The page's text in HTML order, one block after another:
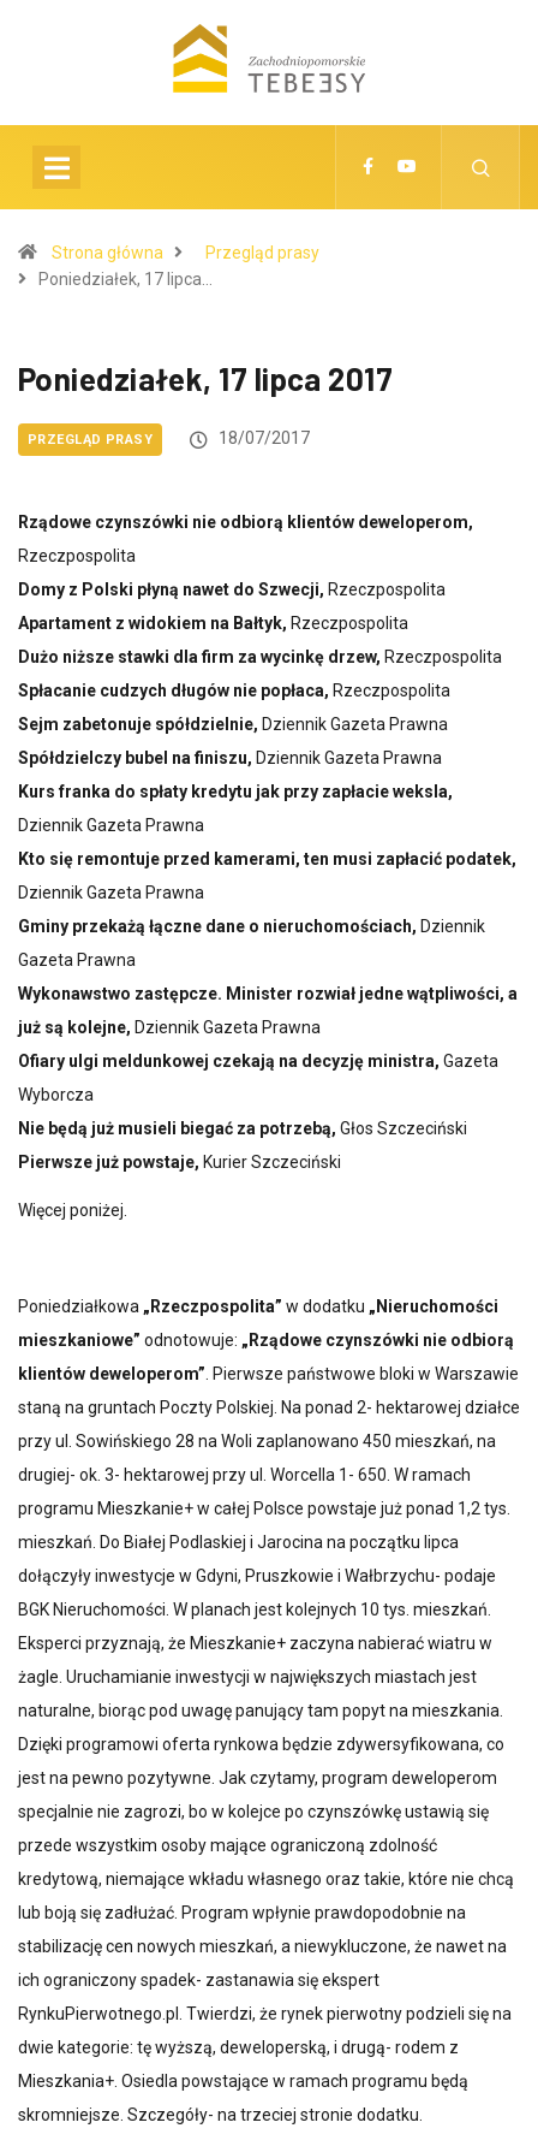
Strona główna
Przegląd prasy
Poniedziałek, 17 lipca…
Poniedziałek, 17 lipca 2017
PRZEGLĄD PRASY 18/07/2017
Rządowe czynszówki nie odbiorą klientów deweloperom,
Rzeczpospolita
Domy z Polski płyną nawet do Szwecji, Rzeczpospolita
Apartament z widokiem na Bałtyk, Rzeczpospolita
Dużo niższe stawki dla firm za wycinkę drzew, Rzeczpospolita
Spłacanie cudzych długów nie popłaca, Rzeczpospolita
Sejm zabetonuje spółdzielnie, Dziennik Gazeta Prawna
Spółdzielczy bubel na finiszu, Dziennik Gazeta Prawna
Kurs franka do spłaty kredytu jak przy zapłacie weksla,
Dziennik Gazeta Prawna
Kto się remontuje przed kamerami, ten musi zapłacić podatek,
Dziennik Gazeta Prawna
Gminy przekażą łączne dane o nieruchomościach, Dziennik
Gazeta Prawna
Wykonawstwo zastępcze. Minister rozwiał jedne wątpliwości, a
już są kolejne, Dziennik Gazeta Prawna
Ofiary ulgi meldunkowej czekają na decyzję ministra, Gazeta
Wyborcza
Nie będą już musieli biegać za potrzebą, Głos Szczeciński
Pierwsze już powstaje, Kurier Szczeciński
Więcej poniżej.
Poniedziałkowa „Rzeczpospolita” w dodatku „Nieruchomości
mieszkaniowe” odnotowuje: „Rządowe czynszówki nie odbiorą
klientów deweloperom” . Pierwsze państwowe bloki w Warszawie
staną na gruntach Poczty Polskiej. Na ponad 2- hektarowej działce
przy ul. Sowińskiego 28 na Woli zaplanowano 450 mieszkań, na
drugiej- ok. 3- hektarowej przy ul. Worcella 1- 650. W ramach
programu Mieszkanie+ w całej Polsce powstaje już ponad 1,2 tys.
mieszkań. Do Białej Podlaskiej i Jarocina na początku lipca
dołączyły inwestycje w Gdyni, Pruszkowie i Wałbrzychu- podaje
BGK Nieruchomości. W planach jest kolejnych 10 tys. mieszkań.
Eksperci przyznają, że Mieszkanie+ zaczyna nabierać wiatru w
żagle. Uruchamianie inwestycji w największych miastach jest
naturalne, biorąc pod uwagę panujący tam popyt na mieszkania.
Dzięki programowi oferta rynkowa będzie zdywersyfikowana, co
jest na pewno pozytywne. Jak czytamy, program deweloperom
specjalnie nie zagrozi, bo w kolejce po czynszówkę ustawią się
przede wszystkim osoby mające ograniczoną zdolność
kredytową, niemające wkładu własnego oraz takie, które nie chcą
lub boją się zadłużać. Program wpłynie prawdopodobnie na
stabilizację cen nowych mieszkań, a niewykluczone, że nawet na
ich ograniczony spadek- zastanawia się ekspert
RynkuPierwotnego.pl. Twierdzi, że rynek pierwotny podzieli się na
dwie kategorie: tę wyższą, deweloperską, i drugą- rodem z
Mieszkania+. Osiedla powstające w ramach programu będą
skromniejsze. Szczegóły- na trzeciej stronie dodatku.